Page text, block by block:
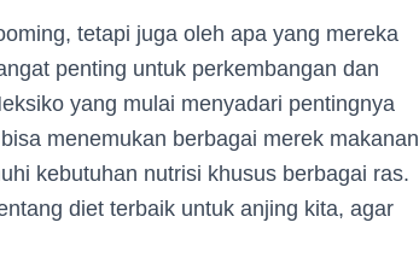
tetapi juga oleh apa yang mereka
penting untuk perkembangan dan
yang mulai menyadari pentingnya
menemukan berbagai merek makanan
kebutuhan nutrisi khusus berbagai ras.
diet terbaik untuk anjing kita, agar